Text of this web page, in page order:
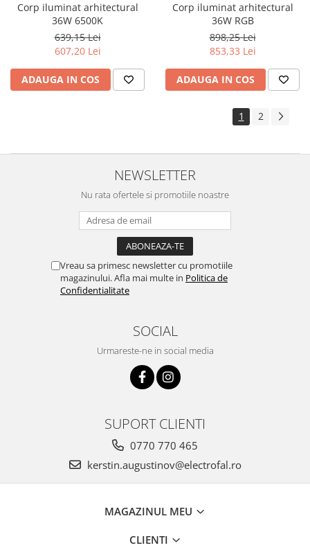
Corp iluminat arhitectural
36W 6500K
639,15 Lei
607,20 Lei
ADAUGA IN COS
Corp iluminat arhitectural
36W RGB
898,25 Lei
853,33 Lei
ADAUGA IN COS
1 2
NEWSLETTER
Nu rata ofertele si promotiile noastre
Vreau sa primesc newsletter cu promotiile
magazinului. Afla mai multe in Politica de
Confidentialitate
SOCIAL
Urmareste-ne in social media
SUPORT CLIENTI
0770 770 465
kerstin.augustinov@electrofal.ro
MAGAZINUL MEU
CLIENTI